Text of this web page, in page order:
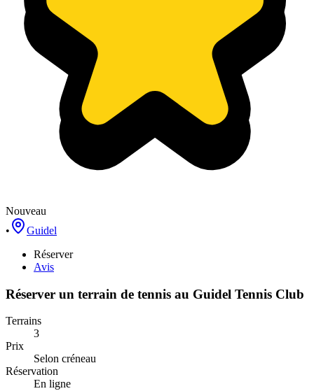
Nouveau
•
Guidel
Réserver
Avis
Réserver un terrain de tennis au Guidel Tennis Club
Terrains
3
Prix
Selon créneau
Réservation
En ligne